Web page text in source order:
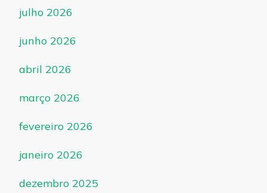
julho 2026
junho 2026
abril 2026
março 2026
fevereiro 2026
janeiro 2026
dezembro 2025